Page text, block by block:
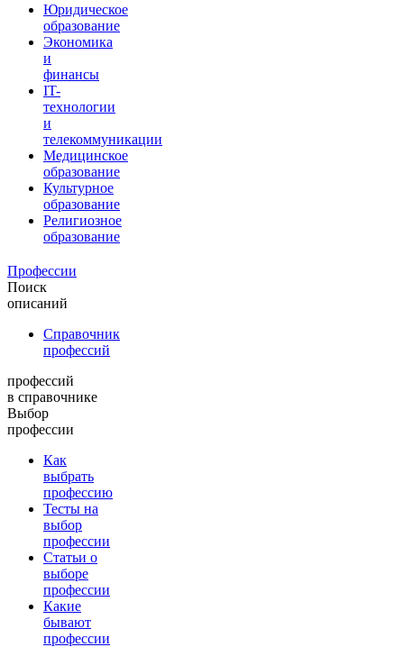
Юридическое
образование
Экономика
и
финансы
IT-
технологии
и
телекоммуникации
Медицинское
образование
Культурное
образование
Религиозное
образование
Профессии
Поиск
описаний
Справочник
профессий
профессий
в справочнике
Выбор
профессии
Как
выбрать
профессию
Тесты на
выбор
профессии
Статьи о
выборе
профессии
Какие
бывают
профессии